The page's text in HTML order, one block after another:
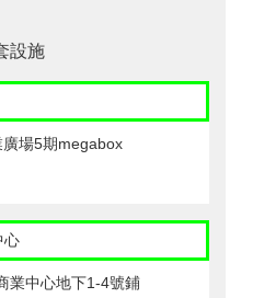
設施
場5期megabox
心
業中心地下1-4號鋪